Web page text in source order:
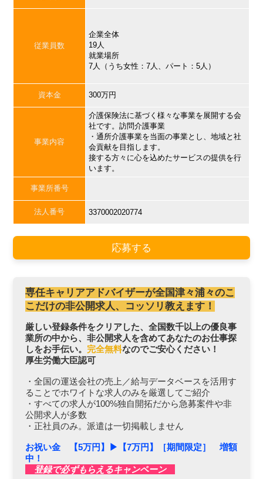
従業員数
企業全体
19人
就業場所
7人（うち女性：7人、パート：5人）
資本金 300万円
事業内容
介護保険法に基づく様々な事業を展開する会
社です。訪問介護事業
・通所介護事業を当面の事業とし、地域と社
会貢献を目指します。
接する方々に心を込めたサービスの提供を行
います。
事業所番号
法人番号 3370002020774
応募する
専任キャリアアドバイザーが全国津々浦々のこ
こだけの非公開求人、コッソリ教えます！
厳しい登録条件をクリアした、全国数千以上の優良事
業所の中から、非公開求人を含めてあなたのお仕事探
しをお手伝い。 完全無料なのでご安心ください！
厚生労働大臣認可
・全国の運送会社の売上／給与データベースを活用す
ることでホワイトな求人のみを厳選してご紹介
・すべての求人が100%独自開拓だから急募案件や非
公開求人が多数
・正社員のみ。派遣は一切掲載しません
お祝い金 【5万円】▶︎【7万円】［期間限定］ 増額
中！
登録で必ずもらえるキャンペーン